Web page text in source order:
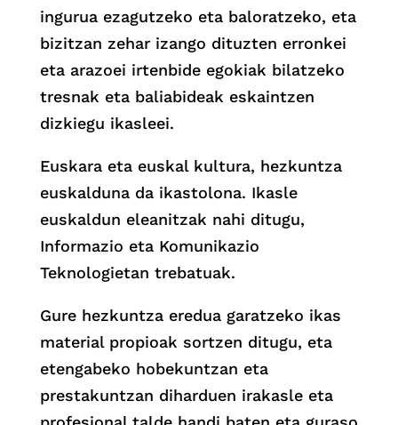
ingurua ezagutzeko eta baloratzeko, eta
bizitzan zehar izango dituzten erronkei
eta arazoei irtenbide egokiak bilatzeko
tresnak eta baliabideak eskaintzen
dizkiegu ikasleei.
Euskara eta euskal kultura, hezkuntza
euskalduna da ikastolona. Ikasle
euskaldun eleanitzak nahi ditugu,
Informazio eta Komunikazio
Teknologietan trebatuak.
Gure hezkuntza eredua garatzeko ikas
material propioak sortzen ditugu, eta
etengabeko hobekuntzan eta
prestakuntzan diharduen irakasle eta